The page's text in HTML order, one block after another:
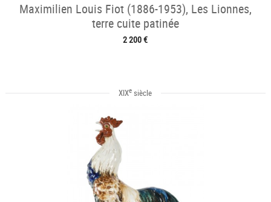
Maximilien Louis Fiot (1886-1953), Les Lionnes,
terre cuite patinée
2 200 €
XIXe siècle